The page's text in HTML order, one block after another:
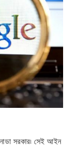
সরকার৷ সেই আইন